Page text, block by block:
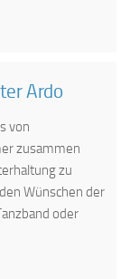
Ardo
von
zusammen
zu
Wünschen der
oder